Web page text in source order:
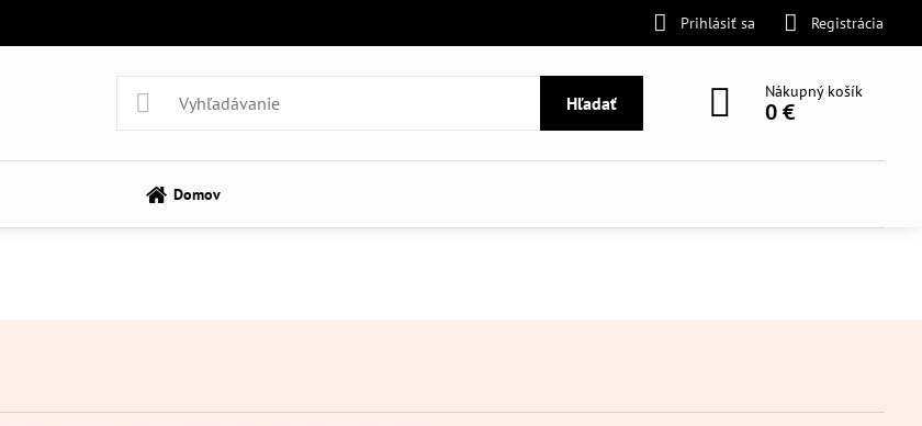
Prihlásiť sa Registrácia
Hľadať
Nákupný košík
0 €
Domov